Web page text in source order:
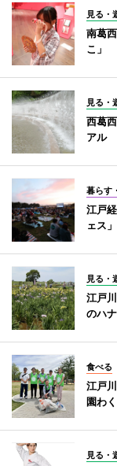
見る・
南葛
こ」
見る・
西葛
アル
暮らす
江戸
ェス」
見る・
江戸
のハ
食べる
江戸
園わ
見る・